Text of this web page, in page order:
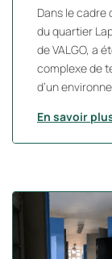
Dans le cadre
du quartier
de VALGO, a
complexe de
d’un
En savoir